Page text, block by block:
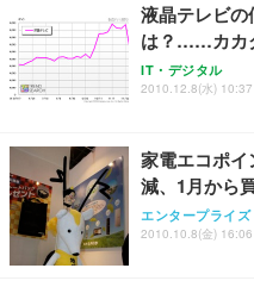
レスト 3Dヘッ
ョン PCチェア
務用 おしゃれ
￥7,680
ANDWINT オフ
ト 幅52×奥行
勤務 ブラック
￥4,139
応
￥15,800
【MiniLED/
像低減 (3年保
￥34,980
￥3,670
アイリスオーヤ
￥3,731
液晶テレビ
は？……カカ
IT・デジタル
2010.12.8(水) 10:37
家電エコポ
減、1月から
エンタープライズ
2010.10.8(金) 16:06